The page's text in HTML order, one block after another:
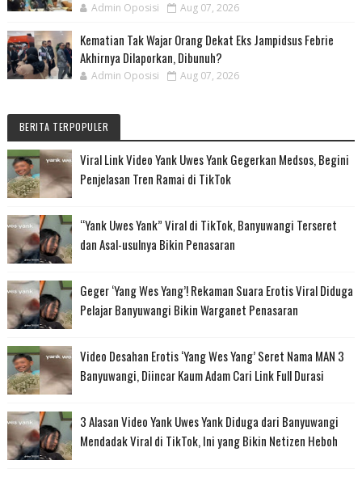
Admin Oposisi Aug 07, 2026
Kematian Tak Wajar Orang Dekat Eks Jampidsus Febrie
Akhirnya Dilaporkan, Dibunuh?
Admin Oposisi Aug 07, 2026
BERITA TERPOPULER
Viral Link Video Yank Uwes Yank Gegerkan Medsos, Begini
Penjelasan Tren Ramai di TikTok
“Yank Uwes Yank” Viral di TikTok, Banyuwangi Terseret
dan Asal-usulnya Bikin Penasaran
Geger ‘Yang Wes Yang’! Rekaman Suara Erotis Viral Diduga
Pelajar Banyuwangi Bikin Warganet Penasaran
Video Desahan Erotis ‘Yang Wes Yang’ Seret Nama MAN 3
Banyuwangi, Diincar Kaum Adam Cari Link Full Durasi
3 Alasan Video Yank Uwes Yank Diduga dari Banyuwangi
Mendadak Viral di TikTok, Ini yang Bikin Netizen Heboh